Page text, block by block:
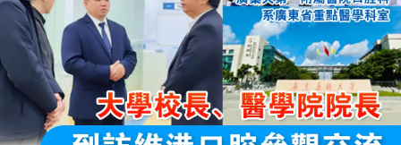
種植牙 dental implant
箍牙 orthodontics
收費標準 change standard
預約牙醫 contact us